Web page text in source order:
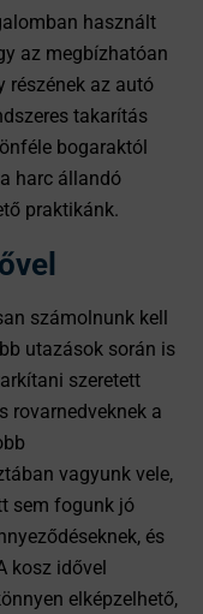
használt
az megbízhatóan
részének az autó
takarítás
bogaraktól
harc állandó
praktikánk.
számolnunk kell
utazások során is
szeretett
rovarnedveknek a
vagyunk vele,
sem fogunk jó
és
kosz idővel
elképzelhető,